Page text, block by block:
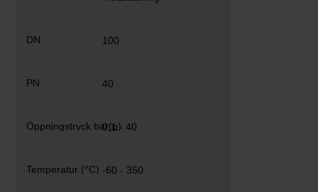
100
40
0,1 - 40
-60 - 350